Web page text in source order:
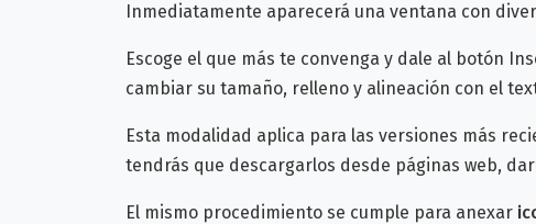
Inmediatamente aparecerá una ventana con
Escoge el que más te convenga y dale al botón
cambiar su tamaño, relleno y alineación con el
Esta modalidad aplica para las versiones más
tendrás que descargarlos desde páginas web,
El mismo procedimiento se cumple para anexar